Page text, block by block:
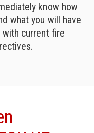
know how
what you will have
current fire